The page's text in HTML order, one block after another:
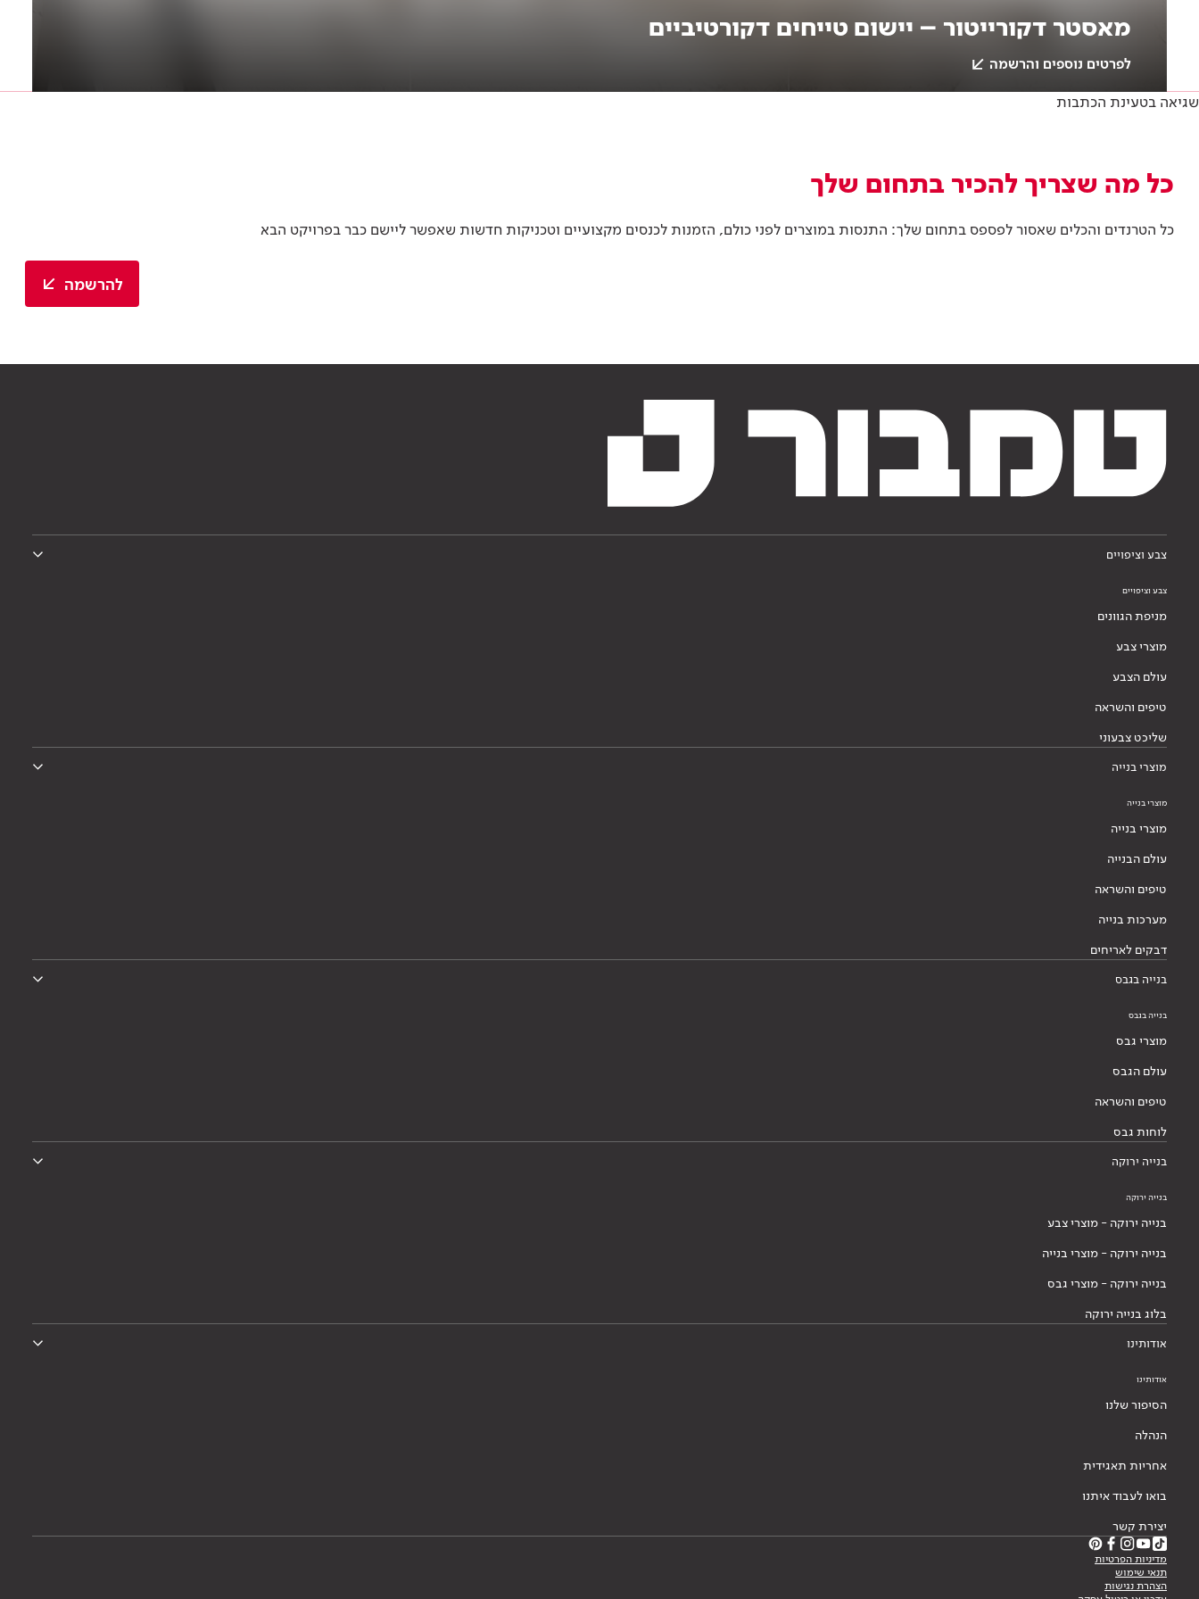
Academy צבע וציפויים
מאסטר דקורייטור – יישום טייחים דקורטיביים
לפרטים נוספים והרשמה
שגיאה בטעינת הכתבות
כל מה שצריך להכיר בתחום שלך
כל הטרנדים והכלים שאסור לפספס בתחום שלך: התנסות במוצרים לפני כולם, הזמנות לכנסים מקצועיים וטכניקות חדשות שאפשר ליישם כבר בפרויקט הבא
להרשמה
צבע וציפויים
צבע וציפויים
מניפת הגוונים
מוצרי צבע
עולם הצבע
טיפים והשראה
שליכט צבעוני
מוצרי בנייה
מוצרי בנייה
מוצרי בנייה
עולם הבנייה
טיפים והשראה
מערכות בנייה
דבקים לאריחים
בנייה בגבס
בנייה בגבס
מוצרי גבס
עולם הגבס
טיפים והשראה
לוחות גבס
בנייה ירוקה
בנייה ירוקה
בנייה ירוקה - מוצרי צבע
בנייה ירוקה - מוצרי בנייה
בנייה ירוקה - מוצרי גבס
בלוג בנייה ירוקה
אודותינו
אודותינו
הסיפור שלנו
הנהלה
אחריות תאגידית
בואו לעבוד איתנו
יצירת קשר
מדיניות הפרטיות
תנאי שימוש
הצהרת נגישות